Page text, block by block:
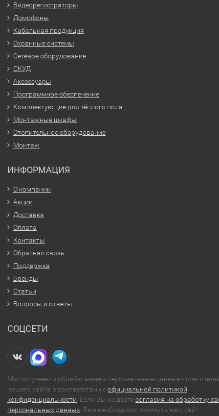
Видеорегистраторы
Домофоны
Кабельная продукция
Охранные системы
Сетевое оборудование
СКУД
Аксессуары
Программное обеспечение
Комплектующие для тёплого пола
Монтажные шкафы
Отопительное оборудование
Монтаж
ИНФОРМАЦИЯ
О компании
Акции
Доставка
Оплата
Контакты
Обратная связь
Поддержка
Бренды
Статьи
Вопросы и ответы
СОЦСЕТИ
Мы получаем и обрабатываем персональные данные
нашего сайта в соответствии софициальной политикой
конфиденциальности . Если Вы не даетесогласия на обработку
персональных данных , Вам необходимо покинуть наш сайт.